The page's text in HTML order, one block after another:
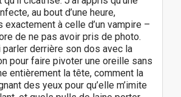
au bout d’une heure,
à celle d’un vampire –
de ne pas avoir pris de photo.
parler derrière son dos avec la
pour faire pivoter une oreille sans
entièrement la tête, comment la
des yeux pour qu’elle m’imite